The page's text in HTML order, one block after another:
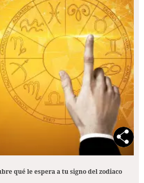
qué le espera a tu signo del zodiaco